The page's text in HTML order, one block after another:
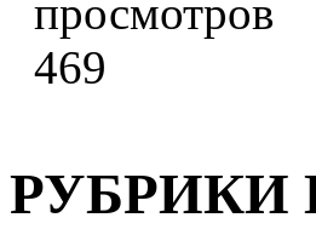
469
РУБРИКИ